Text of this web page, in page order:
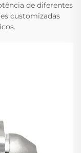
de diferentes
customizadas